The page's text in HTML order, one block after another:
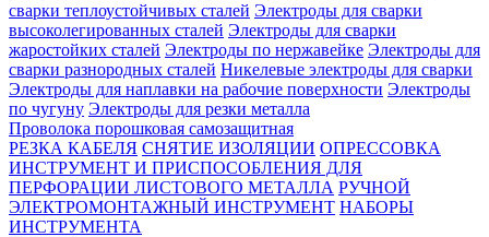
сварки теплоустойчивых сталей Электроды для сварки
высоколегированных сталей Электроды для сварки
жаростойких сталей Электроды по нержавейке Электроды для
сварки разнородных сталей Никелевые электроды для сварки
Электроды для наплавки на рабочие поверхности Электроды
по чугуну Электроды для резки металла
Проволока порошковая самозащитная
РЕЗКА КАБЕЛЯ СНЯТИЕ ИЗОЛЯЦИИ ОПРЕССОВКА
ИНСТРУМЕНТ И ПРИСПОСОБЛЕНИЯ ДЛЯ
ПЕРФОРАЦИИ ЛИСТОВОГО МЕТАЛЛА РУЧНОЙ
ЭЛЕКТРОМОНТАЖНЫЙ ИНСТРУМЕНТ НАБОРЫ
ИНСТРУМЕНТА